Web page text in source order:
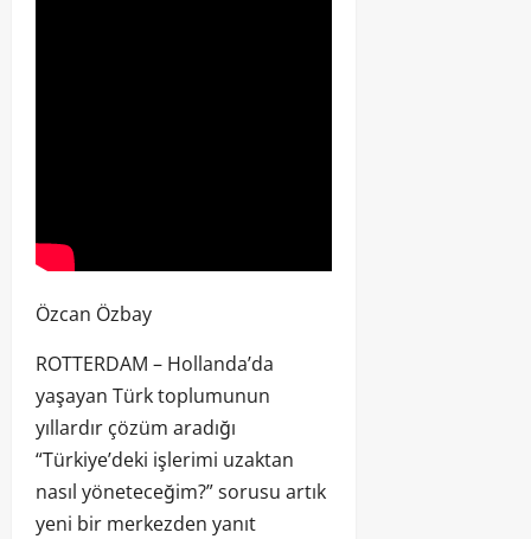
Özcan Özbay
ROTTERDAM – Hollanda’da
yaşayan Türk toplumunun
yıllardır çözüm aradığı
“Türkiye’deki işlerimi uzaktan
nasıl yöneteceğim?” sorusu artık
yeni bir merkezden yanıt